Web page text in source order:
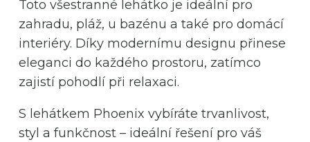
Toto všestranné lehátko je ideální pro
zahradu, pláž, u bazénu a také pro domácí
interiéry. Díky modernímu designu přinese
eleganci do každého prostoru, zatímco
zajistí pohodlí při relaxaci.
S lehátkem Phoenix vybíráte trvanlivost,
styl a funkčnost – ideální řešení pro váš